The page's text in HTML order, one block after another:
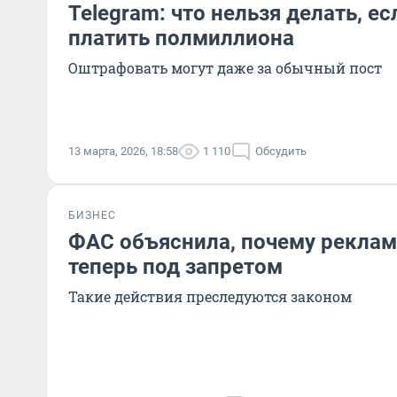
Telegram: что нельзя делать,
платить полмиллиона
Оштрафовать могут даже за обычный пост
13 марта, 2026, 18:58 1 110 Обсудить
БИЗНЕС
ФАС объяснила, почему
теперь под запретом
Такие действия преследуются законом